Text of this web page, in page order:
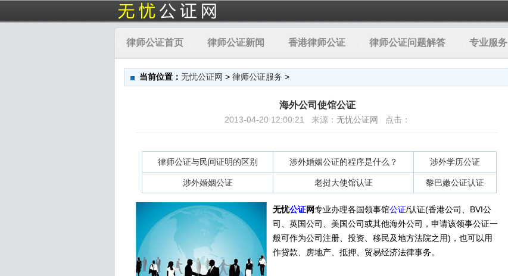
律师公证首页 律师公证新闻 香港律师公证 律师公证问题解答 专业服务
当前位置： 无忧公证网 > 律师公证服务 >
海外公司使馆公证
2013-04-20 12:00:21 来源： 无忧公证网 点击：
律师公证与民间证明的区别 涉外婚姻公证的程序是什么？ 涉外学历公证
涉外婚姻公证 老挝大使馆认证 黎巴嫩公证认证
无忧公证网专业办理各国领事馆公证/认证(香港公司、BVI公
司、英国公司、美国公司或其他海外公司，申请该领事公证一
般可作为公司注册、投资、移民及地方法院之用)，也可以用
作贷款、房地产、抵押、贸易经济法律事务。